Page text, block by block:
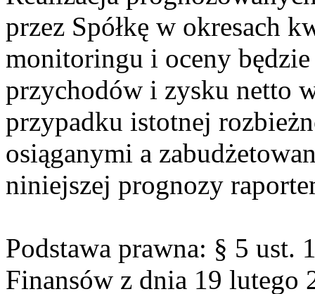
przez Spółkę w okresach
monitoringu i oceny
przychodów i zysku netto
przypadku istotnej
osiąganymi a
niniejszej prognozy
Podstawa prawna: § 5 ust.
Finansów z dnia 19 lutego